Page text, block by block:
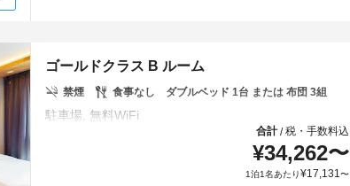
ゴールドクラス B ルーム
禁煙 食事なし ダブルベッド 1台 または 布団 3組
合計/税・手数料込
¥34,262〜
1泊1名あたり¥17,131〜